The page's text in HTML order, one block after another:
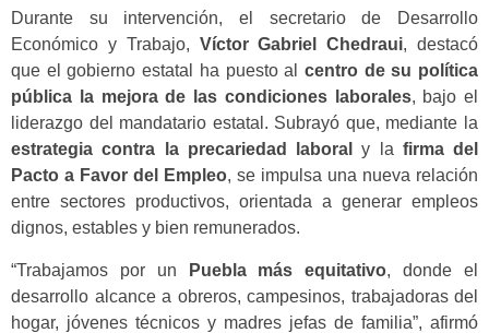
Durante su intervención, el secretario de Desarrollo
Económico y Trabajo, Víctor Gabriel Chedraui, destacó
que el gobierno estatal ha puesto al centro de su política
pública la mejora de las condiciones laborales, bajo el
liderazgo del mandatario estatal. Subrayó que, mediante la
estrategia contra la precariedad laboral
y la firma del
Pacto a Favor del Empleo, se impulsa una nueva relación
entre sectores productivos, orientada a generar empleos
dignos, estables y bien remunerados.
“Trabajamos por un Puebla más equitativo, donde el
desarrollo alcance a obreros, campesinos, trabajadoras del
hogar, jóvenes técnicos y madres jefas de familia”, afirmó